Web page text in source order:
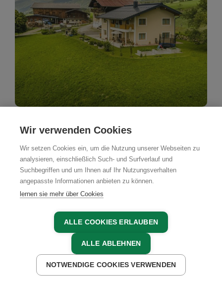
Harlandhof
Mittersill, Ferienregion Nationalpark Hohe Tauern
Salzburg, Salzburger Land
JETZT ANFRAGEN JETZT BUCHEN
Wir verwenden Cookies
Wir setzen Cookies ein, um die Nutzung unserer Webseiten zu
analysieren, einschließlich Such- und Surfverlauf und
Suchbegriffen und um Ihnen auf Ihr Nutzungsverhalten
angepasste Informationen anbieten zu können.
lernen sie mehr über Cookies
ALLE COOKIES ERLAUBEN
ALLE ABLEHNEN
NOTWENDIGE COOKIES VERWENDEN